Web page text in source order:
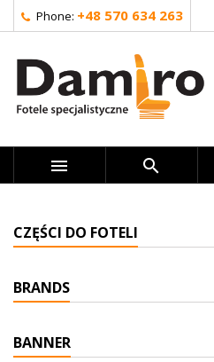
Phone: +48 570 634 263
 
CZĘŚCI DO FOTELI
BRANDS
BANNER